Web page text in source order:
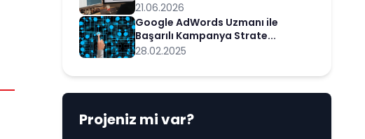
21.06.2026
Google AdWords Uzmanı ile
Başarılı Kampanya Strate...
28.02.2025
Projeniz mi var?